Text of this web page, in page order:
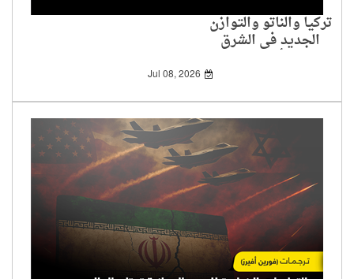
تركيا والناتو والتوازن
الجديد في الشرق
الأوسط
Jul 08, 2026